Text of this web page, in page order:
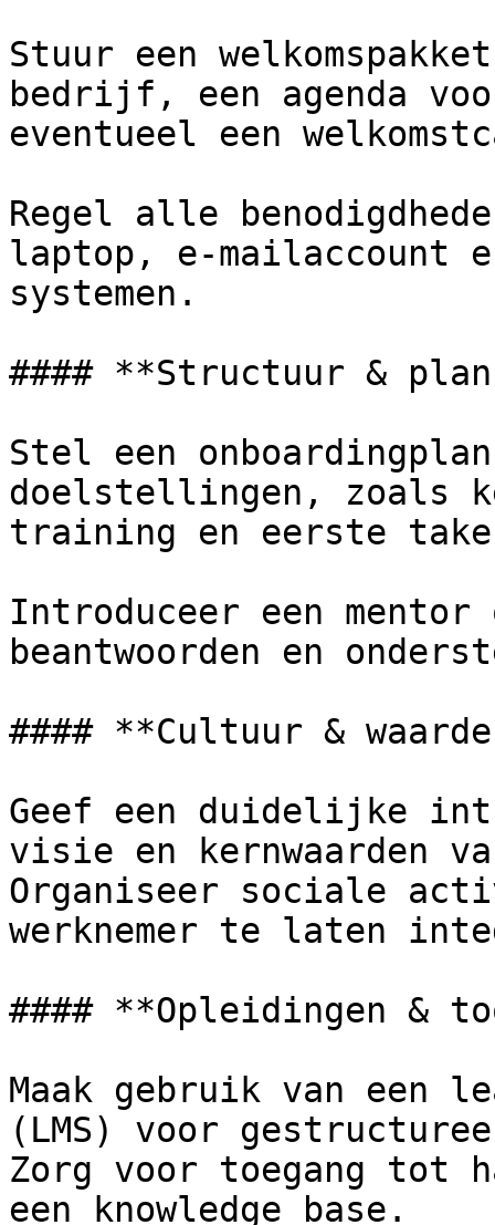
Stuur een
bedrijf, een agenda
eventueel een
Regel alle
laptop, e-mailaccount
systemen.
#### **Structuur &
Stel een
doelstellingen, zoals
training en eerste
Introduceer een mentor
beantwoorden en
#### **Cultuur &
Geef een duidelijke
visie en kernwaarden
Organiseer sociale
werknemer te laten
#### **Opleidingen &
Maak gebruik van een
(LMS) voor
Zorg voor toegang tot
een knowledge base.